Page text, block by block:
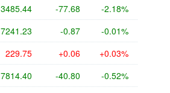
3485.44 -77.68 -2.18%
7241.23 -0.87 -0.01%
229.75 +0.06 +0.03%
7814.40 -40.80 -0.52%